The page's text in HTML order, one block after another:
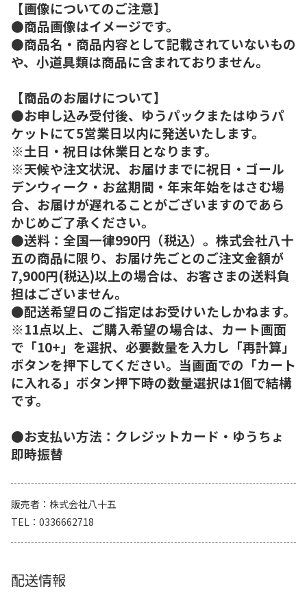
【画像についてのご注意】
●商品画像はイメージです。
●商品名・商品内容として記載されていないもの
や、小道具類は商品に含まれておりません。
【商品のお届けについて】
●お申し込み受付後、ゆうパックまたはゆうパ
ケットにて5営業日以内に発送いたします。
※土日・祝日は休業日となります。
※天候や注文状況、お届けまでに祝日・ゴール
デンウィーク・お盆期間・年末年始をはさむ場
合、お届けが遅れることがございますのであら
かじめご了承ください。
●送料：全国一律990円（税込）。株式会社八十
五の商品に限り、お届け先ごとのご注文金額が
7,900円(税込)以上の場合は、お客さまの送料負
担はございません。
●配送希望日のご指定はお受けいたしかねます。
※11点以上、ご購入希望の場合は、カート画面
で「10+」を選択、必要数量を入力し「再計算」
ボタンを押下してください。当画面での「カート
に入れる」ボタン押下時の数量選択は1個で結構
です。
●お支払い方法：クレジットカード・ゆうちょ
即時振替
販売者
株式会社八十五
TEL
0336662718
配送情報